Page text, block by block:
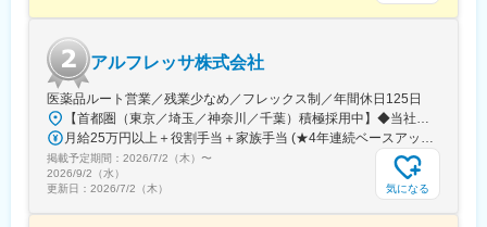
・住所：中央区日本橋2丁目8-1 東京日本橋タワーアネックス地
下2階
・営業：月～金／9:00－21:00 土・日・祝／9:00－18:00
◆ファーマライズ薬局・新山下店
・住所：神奈川県横浜市中区新山下3丁目13-22
・営業：月～金／9:00－18:00 土・日・祝／休
※始業・終業・休憩時間は店舗営業時間・勤務シフトによる
※日曜営業店舗の場合、日曜勤務は月1回程度です。希望休に応じ
アルフレッサ株式会社
医薬品ルート営業／残業少なめ／フレックス制／年間休日125日
【首都圏（東京／埼玉／神奈川／千葉）積極採用中】◆当社が展開する【北海道／関東／首都圏／中部／近畿／九州】の各事業所へご希望を考慮した上で配属となります。【北海道】北海道【関東】栃木／群馬／茨城／長野／山梨／新潟【首都圏】東京／埼玉／神奈川／千葉★積極採用エリア【中部】静岡／愛知／三重／岐阜【近畿】滋賀／兵庫／大阪／京都／奈良／和歌山【九州】福岡／長崎／熊本／大分／宮崎／鹿児島各事業所の詳細については、弊社HPよりご確認ください※「企業情報」→「拠点」よりご確認いただけます。屋内禁煙(※喫煙室あり※禁煙タイムあり※喫煙室での就労はありません)
月給25万円以上＋役割手当＋家族手当 (★4年連続ベースアップ実施！)※時間外手当別途支給※年齢、経験、能力を考慮の上、優遇します
掲載予定期間： 2026/7/2（木） 〜
2026/9/2（水）
更新日： 2026/7/2（木） 気になる